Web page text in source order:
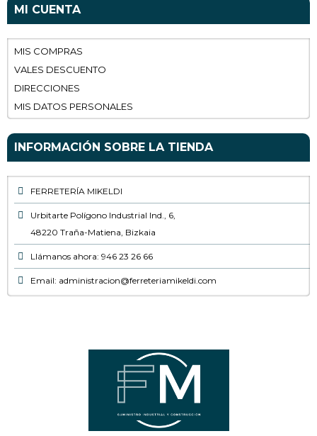
MI CUENTA
MIS COMPRAS
VALES DESCUENTO
DIRECCIONES
MIS DATOS PERSONALES
INFORMACIÓN SOBRE LA TIENDA
FERRETERÍA MIKELDI
Urbitarte Polígono Industrial Ind., 6,
48220 Traña-Matiena, Bizkaia
Llámanos ahora: 946 23 26 66
Email: administracion@ferreteriamikeldi.com